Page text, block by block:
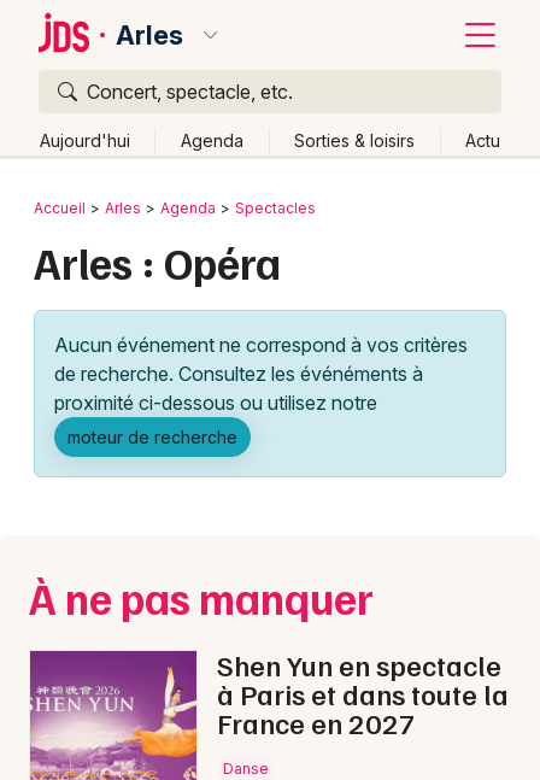
Arles
Concert, spectacle, etc.
Aujourd'hui Agenda Sorties & loisirs Actu
Publier un événement
Grands événements
Activité & Expérience
Manifestations
Spectacles
Concerts
Sports
Soirées
Bordeaux
Lille
Lyon
Marseille
Nantes
Nice
Paris
Strasbourg
Retour
Accueil Arles Agenda Spectacles
Arles : Opéra
Aucun événement ne correspond à vos critères
de recherche. Consultez les événéments à
proximité ci-dessous ou utilisez notre
moteur de recherche
À ne pas manquer
Shen Yun en spectacle
à Paris et dans toute la
France en 2027
Danse
Quoi ?
Où ?
Provence-Alpes-Côte-d'Azur
Quand ?
Effacer les dates